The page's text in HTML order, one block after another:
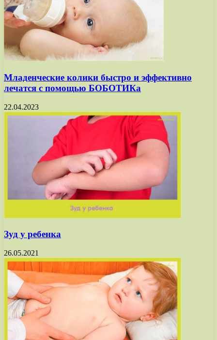
Младенческие колики быстро и эффективно
лечатся с помощью БОБОТИКа
22.04.2023
Зуд у ребенка
26.05.2021